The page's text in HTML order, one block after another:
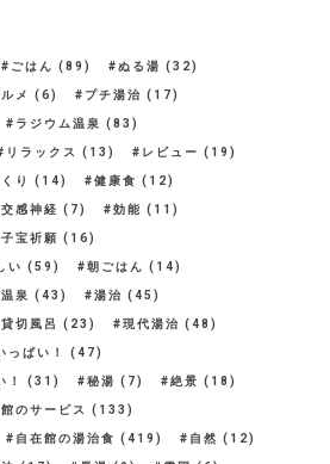
ごはん (89) ぬる湯 (32)
メ (6) プチ湯治 (17)
ラジウム温泉 (83)
リラックス (13) レビュー (19)
り (14) 健康食 (12)
感神経 (7) 効能 (11)
子宝祈願 (16)
い (59) 朝ごはん (14)
温泉 (43) 湯治 (45)
切風呂 (23) 現代湯治 (48)
っぱい！ (47)
！ (31) 秘湯 (7) 絶景 (18)
のサービス (133)
自在館の湯治食 (419) 自然 (12)